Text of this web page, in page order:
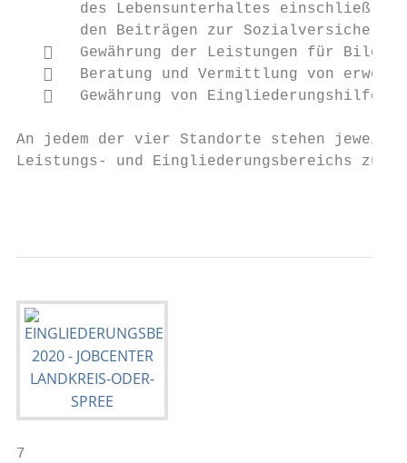
des Lebensunterhaltes
       den Beiträgen zur Sozialversicherung
   Gewährung der Leistungen für
   Beratung und Vermittlung von
      Gewährung von Eingliederungshilfen
An jedem der vier Standorte stehen jeweils
Leistungs- und Eingliederungsbereichs zur
7